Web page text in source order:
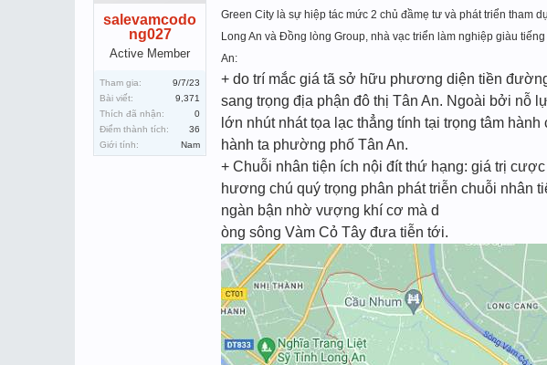
salevamcodo
ng027
Active Member
Tham gia:
9/7/23
Bài viết:
9,371
Thích đã nhận:
0
Điểm thành tích:
36
Giới tính:
Nam
Green City là sự hiệp tác mức 2 chủ đầmẹ tư và phát triển tham
Long An và Đồng lòng Group, nhà vạc triển làm nghiệp giàu tiếng
An:
+ do trí mắc giá tã sở hữu phương diện tiền
sang trọng địa phận đô thị Tân An. Ngoài bởi nỗ
lớn nhút nhát tọa lạc thẳng tính tại trọng tâm
hành ta phường phố Tân An.
+ Chuỗi nhân tiện ích nội đít thứ hạng: giá trị
hương chú quý trọng phân phát triễn chuỗi nhân
ngàn bận nhờ vượng khí cơ mà d
òng sông Vàm Cỏ Tây đưa tiễn tới.